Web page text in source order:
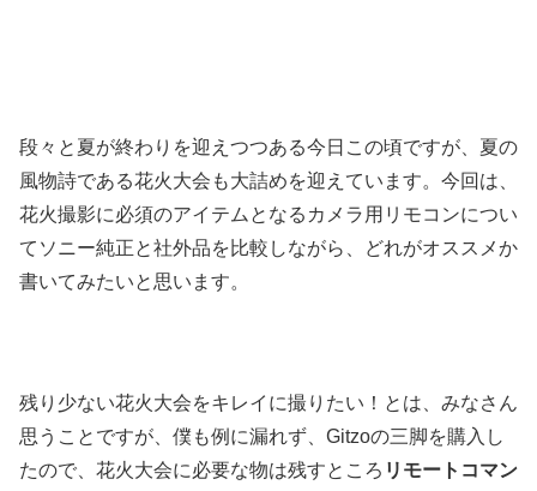
段々と夏が終わりを迎えつつある今日この頃ですが、夏の
風物詩である花火大会も大詰めを迎えています。今回は、
花火撮影に必須のアイテムとなるカメラ用リモコンについ
てソニー純正と社外品を比較しながら、どれがオススメか
書いてみたいと思います。
残り少ない花火大会をキレイに撮りたい！とは、みなさん
思うことですが、僕も例に漏れず、Gitzoの三脚を購入し
たので、花火大会に必要な物は残すところ リモートコマン